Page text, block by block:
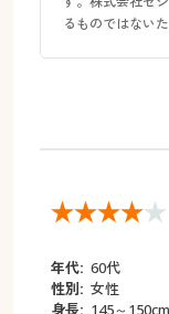
るものではない
年代: 60代
性別: 女性
身長: 145～150cm